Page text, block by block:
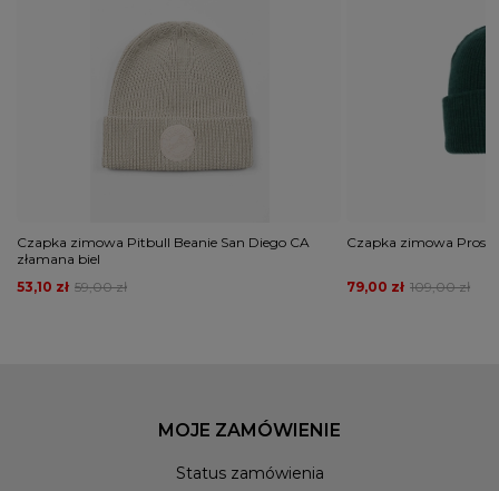
Czapka zimowa Pitbull Beanie San Diego CA
złamana biel
59,00 zł
53,10 zł
Czapka zimowa
109,00 zł
79,00 zł
MOJE ZAMÓWIENIE
Status zamówienia